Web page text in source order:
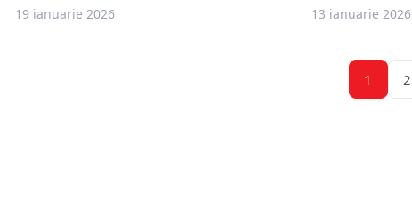
19 ianuarie 2026 13 ianuarie 2026
1 2